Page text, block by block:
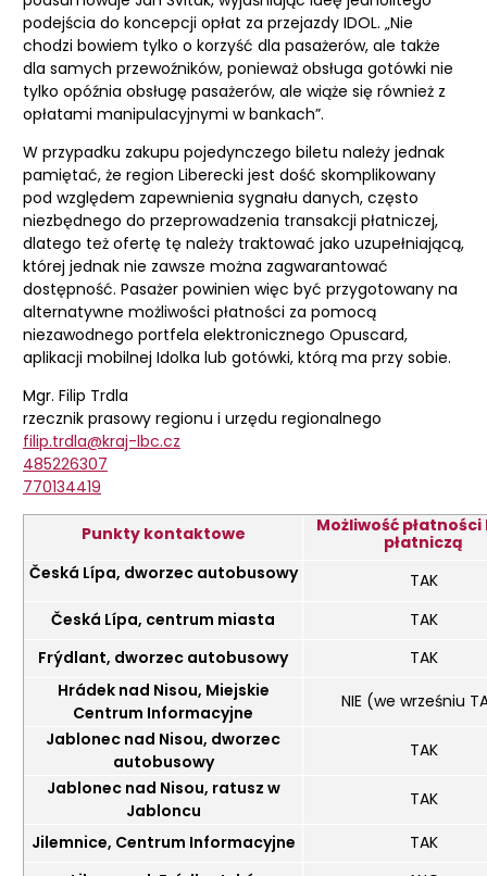
podejścia do koncepcji opłat za przejazdy IDOL. „Nie
chodzi bowiem tylko o korzyść dla pasażerów, ale także
dla samych przewoźników, ponieważ obsługa gotówki nie
tylko opóźnia obsługę pasażerów, ale wiąże się również z
opłatami manipulacyjnymi w bankach”.
W przypadku zakupu pojedynczego biletu należy jednak
pamiętać, że region Liberecki jest dość skomplikowany
pod względem zapewnienia sygnału danych, często
niezbędnego do przeprowadzenia transakcji płatniczej,
dlatego też ofertę tę należy traktować jako uzupełniającą,
której jednak nie zawsze można zagwarantować
dostępność. Pasażer powinien więc być przygotowany na
alternatywne możliwości płatności za pomocą
niezawodnego portfela elektronicznego Opuscard,
aplikacji mobilnej Idolka lub gotówki, którą ma przy sobie.
Mgr. Filip Trdla
rzecznik prasowy regionu i urzędu regionalnego
filip.trdla@kraj-lbc.cz
485226307
770134419
Punkty kontaktowe
Możliwość
płatniczą
Česká Lípa, dworzec autobusowy
TAK
Česká Lípa, centrum miasta
TAK
Frýdlant, dworzec autobusowy
TAK
Hrádek nad Nisou, Miejskie
Centrum Informacyjne
NIE (we wrześniu
Jablonec nad Nisou, dworzec
autobusowy
TAK
Jablonec nad Nisou, ratusz w
Jabloncu
TAK
Jilemnice, Centrum Informacyjne
TAK